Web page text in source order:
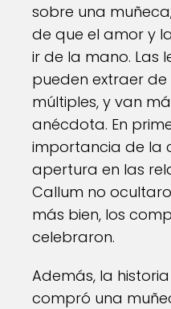
sobre una
de que el amor y
ir de la mano. Las
pueden extraer
múltiples, y van
anécdota. En
importancia de la
apertura en las
Callum no
más bien, los
celebraron.
Además, la
compró una